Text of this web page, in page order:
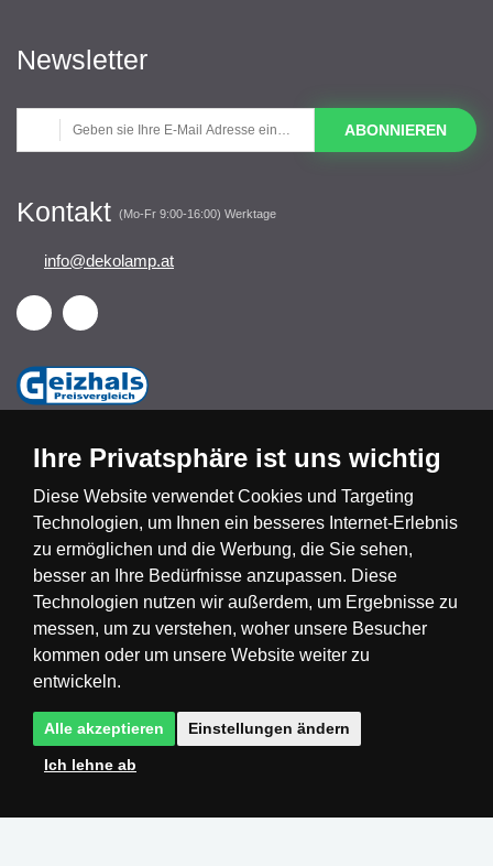
Newsletter
ABONNIEREN
Kontakt (Mo-Fr 9:00-16:00) Werktage
info@dekolamp.at
Česká republika Slovensko Deutschland
Magyarország Österreich België
Nederland
Ihre Privatsphäre ist uns wichtig
Diese Website verwendet Cookies und Targeting
Technologien, um Ihnen ein besseres Internet-Erlebnis
zu ermöglichen und die Werbung, die Sie sehen,
besser an Ihre Bedürfnisse anzupassen. Diese
Technologien nutzen wir außerdem, um Ergebnisse zu
messen, um zu verstehen, woher unsere Besucher
kommen oder um unsere Website weiter zu
entwickeln.
Alle akzeptieren Einstellungen ändern
Ich lehne ab